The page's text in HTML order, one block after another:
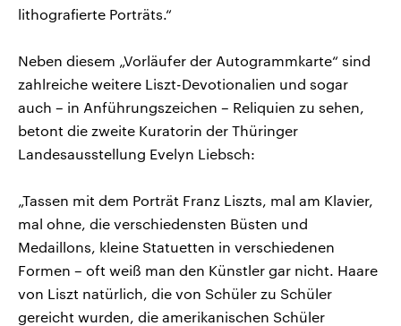
lithografierte Porträts.“
Neben diesem „Vorläufer der Autogrammkarte“ sind
zahlreiche weitere Liszt-Devotionalien und sogar
auch – in Anführungszeichen – Reliquien zu sehen,
betont die zweite Kuratorin der Thüringer
Landesausstellung Evelyn Liebsch:
„Tassen mit dem Porträt Franz Liszts, mal am Klavier,
mal ohne, die verschiedensten Büsten und
Medaillons, kleine Statuetten in verschiedenen
Formen – oft weiß man den Künstler gar nicht. Haare
von Liszt natürlich, die von Schüler zu Schüler
gereicht wurden, die amerikanischen Schüler